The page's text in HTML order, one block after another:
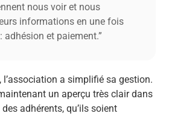
nous voir et nous
informations en une fois
adhésion et paiement.”
l’association a simplifié sa gestion.
un aperçu très clair dans
adhérents, qu’ils soient